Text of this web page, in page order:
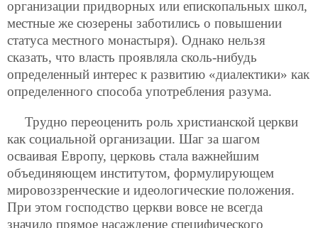
организации придворных или епископальных школ,
местные же сюзерены заботились о повышении
статуса местного монастыря). Однако нельзя
сказать, что власть проявляла сколь-нибудь
определенный интерес к развитию «диалектики» как
определенного способа употребления разума.
Трудно переоценить роль христианской церкви
как социальной организации. Шаг за шагом
осваивая Европу, церковь стала важнейшим
объединяющем институтом, формулирующем
мировоззренческие и идеологические положения.
При этом господство церкви вовсе не всегда
значило прямое насаждение специфического